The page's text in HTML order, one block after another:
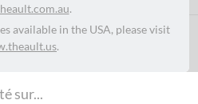
.
available in the USA, please visit
.
sur...